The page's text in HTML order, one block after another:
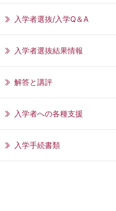
入学者選抜/入学Q＆A
入学者選抜結果情報
解答と講評
入学者への各種支援
入学手続書類